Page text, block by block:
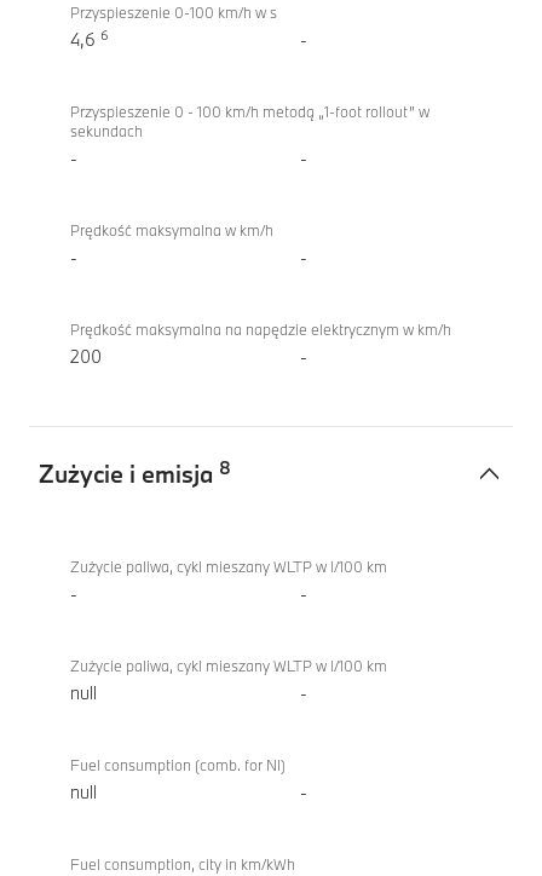
xDrive60
Przyspieszenie 0-100 km/h w s
4,6 6 -
Przyspieszenie 0 - 100 km/h metodą „1-foot rollout” w
sekundach
- -
Prędkość maksymalna w km/h
- -
Prędkość maksymalna na napędzie elektrycznym w km/h
200 -
Zużycie i emisja 8
emisja
xDrive60
Zużycie paliwa, cykl mieszany WLTP w l/100 km
- -
Zużycie paliwa, cykl mieszany WLTP w l/100 km
null -
Fuel consumption (comb. for NI)
null -
Fuel consumption, city in km/kWh